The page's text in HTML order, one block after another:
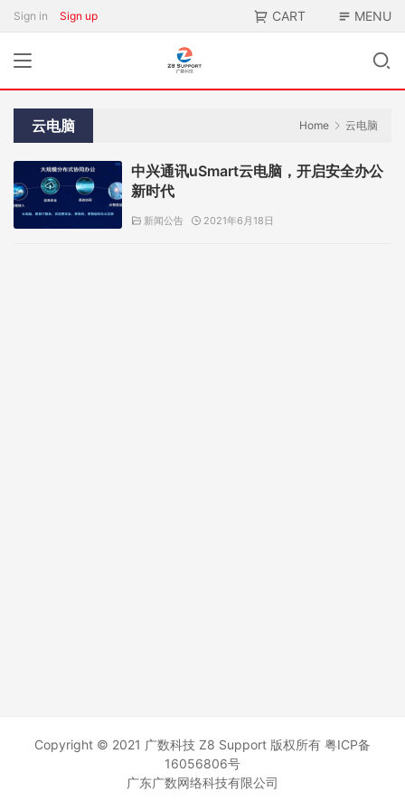
Sign in Sign up CART MENU
云电脑 Home 云电脑
中兴通讯uSmart云电脑，开启安全办公
新时代
新闻公告 2021年6月18日
Copyright © 2021 广数科技 Z8 Support 版权所有 粤ICP备
16056806号
广东广数网络科技有限公司